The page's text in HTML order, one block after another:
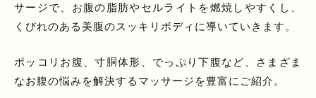
サージで、お腹の脂肪やセルライトを燃焼しやすくし、
くびれのある美腹のスッキリボディに導いていきます。
ポッコリお腹、寸胴体形、でっぷり下腹など、さまざま
なお腹の悩みを解決するマッサージを豊富にご紹介。